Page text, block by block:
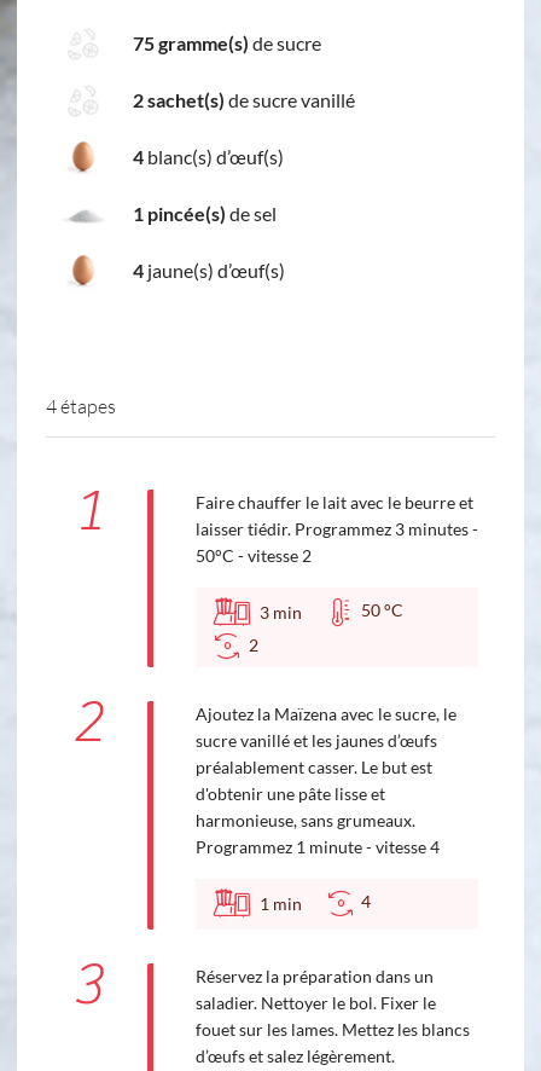
75 gramme(s) de sucre
2 sachet(s) de sucre vanillé
4 blanc(s) d’œuf(s)
1 pincée(s) de sel
4 jaune(s) d’œuf(s)
4 étapes
1
Faire chauffer le lait avec le beurre et
laisser tiédir. Programmez 3 minutes -
50°C - vitesse 2
3 min
50 °C
2
2
Ajoutez la Maïzena avec le sucre, le
sucre vanillé et les jaunes d’œufs
préalablement casser. Le but est
d'obtenir une pâte lisse et
harmonieuse, sans grumeaux.
Programmez 1 minute - vitesse 4
1 min 4
3
Réservez la préparation dans un
saladier. Nettoyer le bol. Fixer le
fouet sur les lames. Mettez les blancs
d’œufs et salez légèrement.